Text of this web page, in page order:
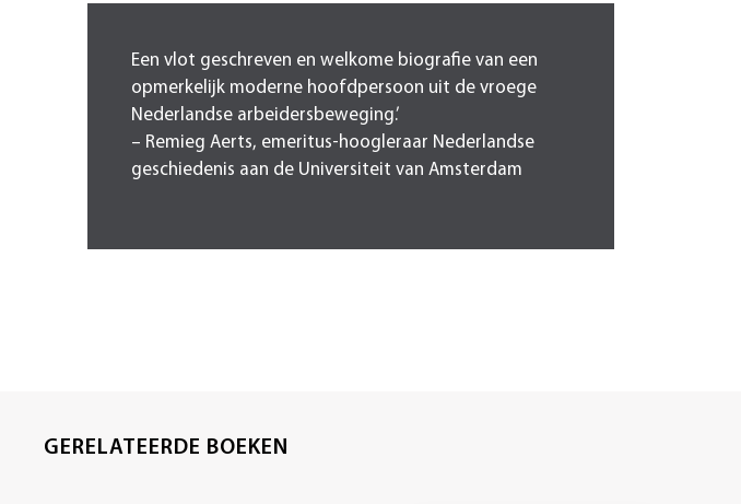
Een vlot geschreven en welkome biografie van een
opmerkelijk moderne hoofdpersoon uit de vroege
Nederlandse arbeidersbeweging.’
– Remieg Aerts, emeritus-hoogleraar Nederlandse
geschiedenis aan de Universiteit van Amsterdam
GERELATEERDE BOEKEN